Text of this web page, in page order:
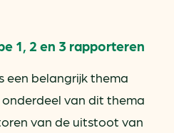
1, 2 en 3 rapporteren
een belangrijk thema
onderdeel van dit thema
van de uitstoot van